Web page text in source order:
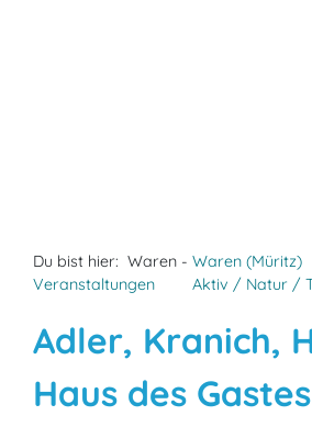
Du bist hier: Waren - Waren (Müritz)
Veranstaltungen
Aktiv / Natur /
Adler, Kranich,
Haus des